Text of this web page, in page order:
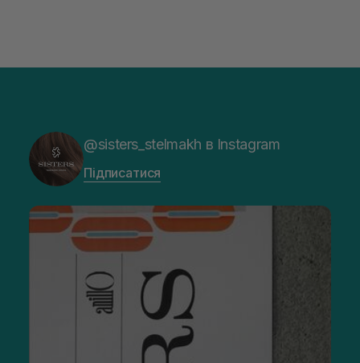
@sisters_stelmakh в Instagram
Підписатися